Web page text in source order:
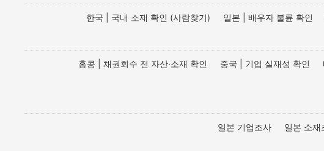
한국 | 국내 소재 확인 (사람찾기) 일본 | 배우자 불륜 확인
홍콩 | 채권회수 전 자산·소재 확인 중국 | 기업 실재성 확인
일본 기업조사 일본 소재